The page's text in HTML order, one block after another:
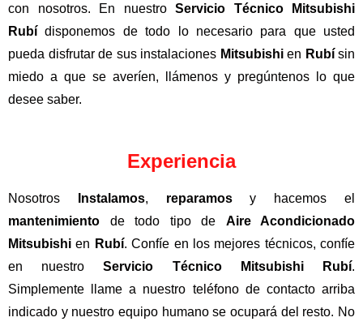
con nosotros. En nuestro Servicio Técnico Mitsubishi
Rubí disponemos de todo lo necesario para que usted
pueda disfrutar de sus instalaciones Mitsubishien Rubísin
miedo a que se averíen, llámenos y pregúntenos lo que
desee saber.
Experiencia
Nosotros Instalamos, reparamosy hacemos el
mantenimiento de todo tipo de Aire Acondicionado
Mitsubishien Rubí. Confíe en los mejores técnicos, confíe
en nuestroServicio Técnico Mitsubishi Rubí.
Simplemente llame a nuestro teléfono de contacto arriba
indicado y nuestro equipo humano se ocupará del resto. No